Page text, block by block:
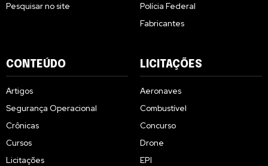
Pesquisar no site
Polícia Federal
Fabricantes
CONTEÚDO
Artigos
Segurança Operacional
Crônicas
Cursos
Licitações
LICITAÇÕES
Aeronaves
Combustível
Concurso
Drone
EPI